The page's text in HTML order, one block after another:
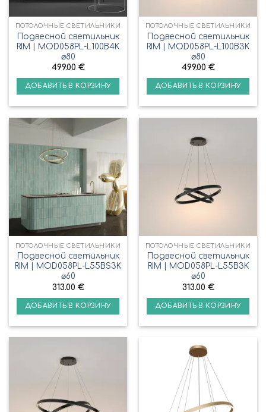
ПОТОЛОЧНЫЕ СВЕТИЛЬНИКИ
Подвесной светильник
RIM | MOD058PL-L100B4K
⌀80
499.00 €
ДОБАВИТЬ В КОРЗИНУ
ПОТОЛОЧНЫЕ СВЕТИЛЬНИКИ
Подвесной светильник
RIM | MOD058PL-L100B3K
⌀80
499.00 €
ДОБАВИТЬ В КОРЗИНУ
ПОТОЛОЧНЫЕ СВЕТИЛЬНИКИ
Подвесной светильник
RIM | MOD058PL-L55BS3K
⌀60
313.00 €
ДОБАВИТЬ В КОРЗИНУ
ПОТОЛОЧНЫЕ СВЕТИЛЬНИКИ
Подвесной светильник
RIM | MOD058PL-L55B3K
⌀60
313.00 €
ДОБАВИТЬ В КОРЗИНУ